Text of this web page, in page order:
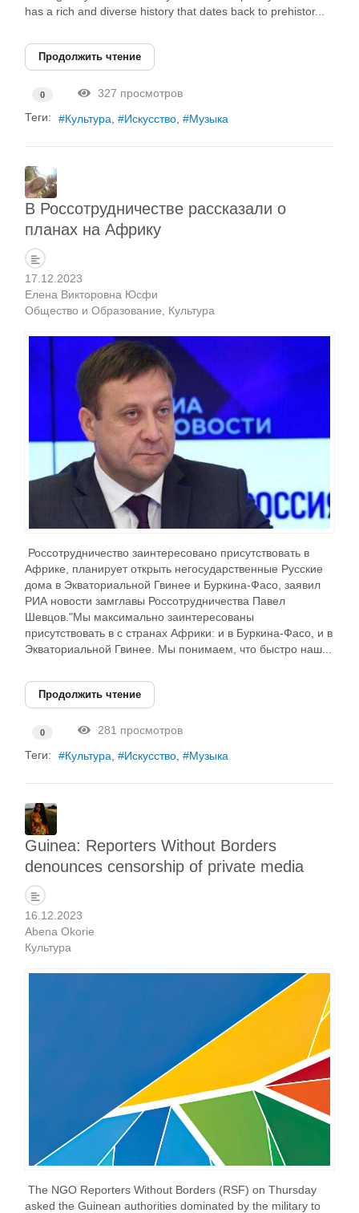
has a rich and diverse history that dates back to prehistor...
Продолжить чтение
0
327 просмотров
Теги:
Культура Искусство Музыка
В Россотрудничестве рассказали о
планах на Африку
17.12.2023
Елена Викторовна Юсфи
Общество и Образование
Культура
Россотрудничество заинтересовано присутствовать в
Африке, планирует открыть негосударственные Русские
дома в Экваториальной Гвинее и Буркина-Фасо, заявил
РИА новости замглавы Россотрудничества Павел
Шевцов."Мы максимально заинтересованы
присутствовать в с странах Африки: и в Буркина-Фасо, и в
Экваториальной Гвинее. Мы понимаем, что быстро наш...
Продолжить чтение
0
281 просмотров
Теги:
Культура Искусство Музыка
Guinea: Reporters Without Borders
denounces censorship of private media
16.12.2023
Abena Okorie
Культура
The NGO Reporters Without Borders (RSF) on Thursday
asked the Guinean authorities dominated by the military to